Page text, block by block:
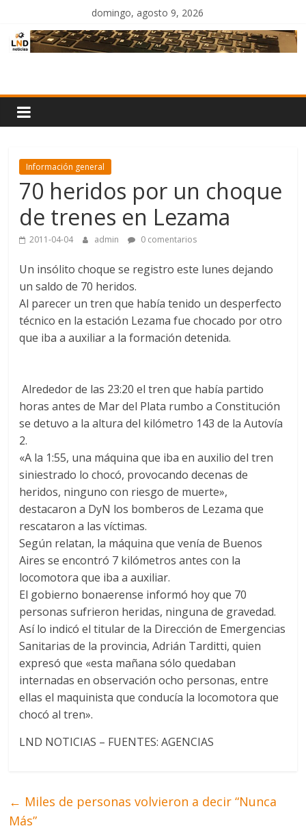
contenido
domingo, agosto 9, 2026
Noticias
Información general
70 heridos por un choque
de trenes en Lezama
2011-04-04 admin 0 comentarios
Un insólito choque se registro este lunes dejando
un saldo de 70 heridos.
Al parecer un tren que había tenido un desperfecto
técnico en la estación Lezama fue chocado por otro
que iba a auxiliar a la formación detenida.
Alrededor de las 23:20 el tren que había partido
horas antes de Mar del Plata rumbo a Constitución
se detuvo a la altura del kilómetro 143 de la Autovía
2.
«A la 1:55, una máquina que iba en auxilio del tren
siniestrado lo chocó, provocando decenas de
heridos, ninguno con riesgo de muerte»,
destacaron a DyN los bomberos de Lezama que
rescataron a las víctimas.
Según relatan, la máquina que venía de Buenos
Aires se encontró 7 kilómetros antes con la
locomotora que iba a auxiliar.
El gobierno bonaerense informó hoy que 70
personas sufrieron heridas, ninguna de gravedad.
Así lo indicó el titular de la Dirección de Emergencias
Sanitarias de la provincia, Adrián Tarditti, quien
expresó que «esta mañana sólo quedaban
internadas en observación ocho personas, entre
ellas el maquinista que conducía la locomotora que
chocó al tren».
LND NOTICIAS – FUENTES: AGENCIAS
← Miles de personas volvieron a decir “Nunca
Más”